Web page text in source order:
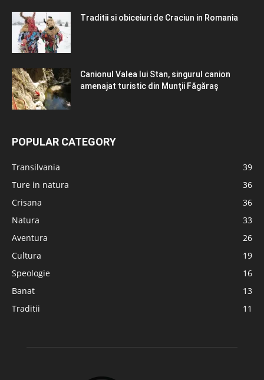
Traditii si obiceiuri de Craciun in Romania
Canionul Valea lui Stan, singurul canion
amenajat turistic din Munţii Făgăraş
POPULAR CATEGORY
Transilvania
39
Ture in natura
36
Crisana
36
Natura
33
Aventura
26
Cultura
19
Speologie
16
Banat
13
Traditii
11